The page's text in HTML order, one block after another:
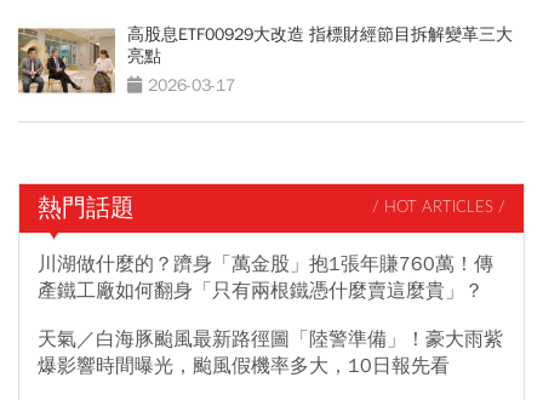
高股息ETF00929大改造 指標財經節目拆解變革三大
亮點
2026-03-17
熱門話題 / HOT ARTICLES /
川湖做什麼的？躋身「萬金股」抱1張年賺760萬！傳
產鐵工廠如何翻身「只有兩根鐵憑什麼賣這麼貴」？
天氣／白海豚颱風最新路徑圖「陸警準備」！豪大雨紫
爆影響時間曝光，颱風假機率多大，10日報先看